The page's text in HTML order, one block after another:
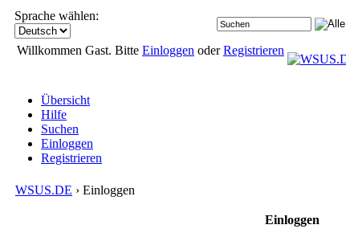
Sprache wählen:
Willkommen Gast. Bitte Einloggen oderRegistrieren
Übersicht
Hilfe
Suchen
Einloggen
Registrieren
WSUS.DE › Einloggen
Einloggen